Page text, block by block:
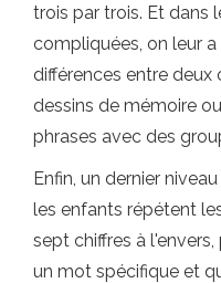
trois par trois. Et dans
compliquées, on leur
différences entre deux
dessins de mémoire
phrases avec des
Enfin, un dernier
les enfants répétent
sept chiffres à
un mot spécifique et